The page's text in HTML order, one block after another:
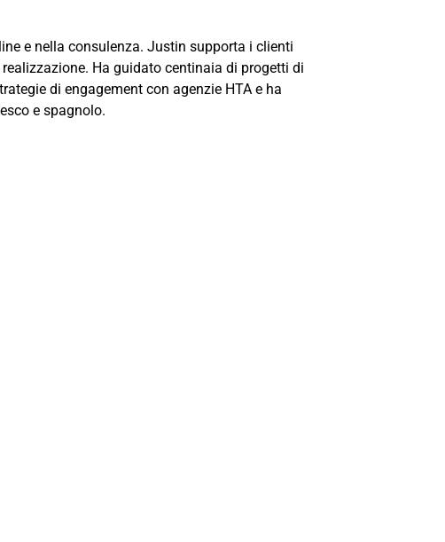
e nella consulenza. Justin supporta i clienti
Ha guidato centinaia di progetti di
di engagement con agenzie HTA e ha
e spagnolo.